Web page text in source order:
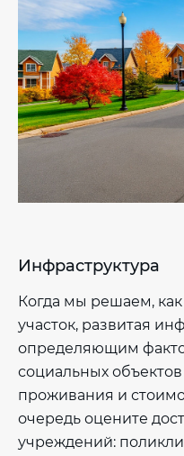
Инфраструктура
Когда мы решаем,
участок, развитая
определяющим
социальных
проживания и
очередь оцените
учреждений: